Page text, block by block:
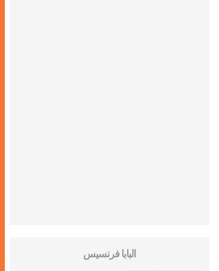
البابا فرنسيس